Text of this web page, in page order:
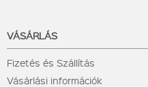
VÁSÁRLÁS
Fizetés és Szállítás
Vásárlási információk